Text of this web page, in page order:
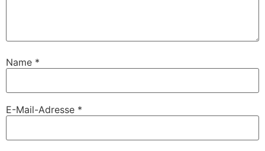
Name *
E-Mail-Adresse *